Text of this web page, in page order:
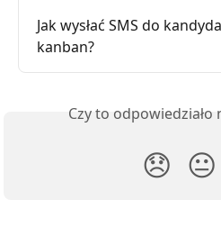
Jak wysłać SMS do
kanban?
Czy to odpowiedziało
😞 😐